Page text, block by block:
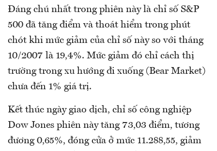
Đáng chú nhất trong phiên này là chỉ số S&P
500 đã tăng điểm và thoát hiểm trong phút
chót khi mức giảm của chỉ số này so với tháng
10/2007 là 19,4%. Mức giảm đó chỉ cách thị
trường trong xu hướng đi xuống (Bear Market)
chưa đến 1% giá trị.
Kết thúc ngày giao dịch, chỉ số công nghiệp
Dow Jones phiên này tăng 73,03 điểm, tương
đương 0,65%, đóng cửa ở mức 11.288,55, giảm